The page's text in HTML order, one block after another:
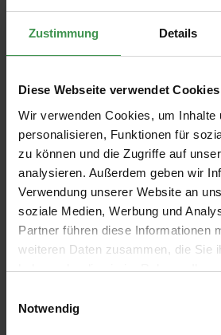
Zustimmung Details
Diese Webseite verwendet Cookies
Wir verwenden Cookies, um Inhalte
personalisieren, Funktionen für
zu können und die Zugriffe auf
analysieren. Außerdem geben wir
Verwendung unserer Website an
soziale Medien, Werbung und
Partner führen diese Informationen
weiteren Daten zusammen, die Sie
haben oder die sie im Rahmen
Notwendig
Empfohlenes
Produktgalerie überspringen
Kleisterquast/ Kleisterbürste
2,47 €